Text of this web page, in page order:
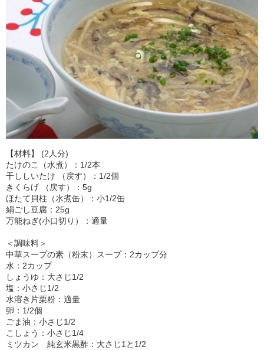
【材料】 (2人分)
たけのこ（水煮）：1/2本
干ししいたけ （戻す）：1/2個
きくらげ （戻す）：5g
ほたて貝柱（水煮缶）：小1/2缶
絹ごし豆腐：25g
万能ねぎ(小口切り）：適量
＜調味料＞
中華スープの素（粉末）スープ：2カップ分
水：2カップ
しょうゆ：大さじ1/2
塩：小さじ1/2
水溶き片栗粉：適量
卵：1/2個
ごま油：小さじ1/2
こしょう：小さじ1/4
ミツカン 純玄米黒酢：大さじ1と1/2